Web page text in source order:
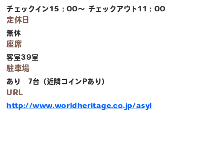
チェックイン15：00〜 チェックアウト11：00
定休日
無休
座席
客室39室
駐車場
あり 7台（近隣コインPあり）
URL
http://www.worldheritage.co.jp/asyl